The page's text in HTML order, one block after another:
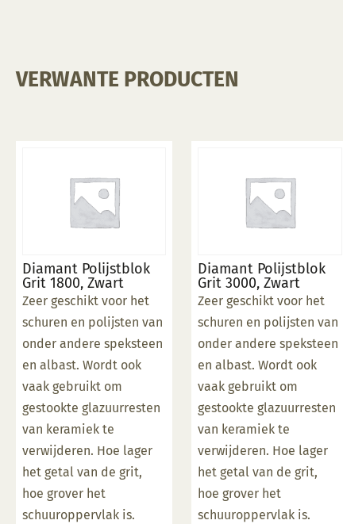
VERWANTE PRODUCTEN
Diamant Polijstblok
Grit 1800, Zwart
Zeer geschikt voor het
schuren en polijsten van
onder andere speksteen
en albast. Wordt ook
vaak gebruikt om
gestookte glazuurresten
van keramiek te
verwijderen. Hoe lager
het getal van de grit,
hoe grover het
schuuroppervlak is.
Diamant Polijstblok
Grit 3000, Zwart
Zeer geschikt voor het
schuren en polijsten van
onder andere speksteen
en albast. Wordt ook
vaak gebruikt om
gestookte glazuurresten
van keramiek te
verwijderen. Hoe lager
het getal van de grit,
hoe grover het
schuuroppervlak is.